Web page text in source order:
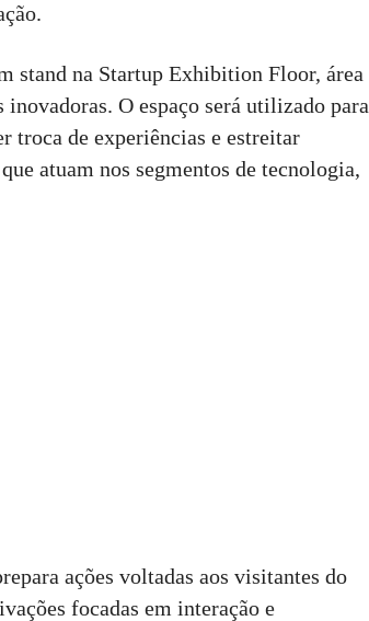
stand na Startup Exhibition Floor, área
inovadoras. O espaço será utilizado para
troca de experiências e estreitar
atuam nos segmentos de tecnologia,
ações voltadas aos visitantes do
focadas em interação e